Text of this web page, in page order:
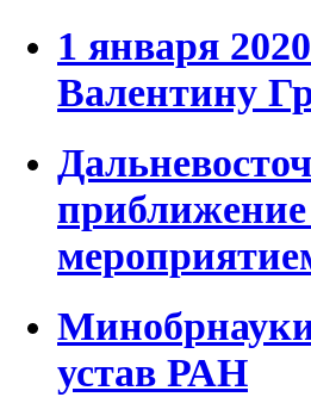
1 января
Валентину
приближение
устав РАН